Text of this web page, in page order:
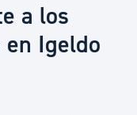
a los
Igeldo